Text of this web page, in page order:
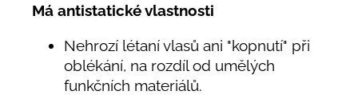
Má antistatické vlastnosti
Nehrozí létaní vlasů ani "kopnutí" při
oblékání, na rozdíl od umělých
funkčních materiálů.